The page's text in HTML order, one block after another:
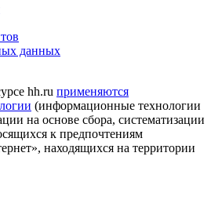
данных
hh.ru применяются
(информационные технологии
на основе сбора, систематизации
к предпочтениям
находящихся на территории